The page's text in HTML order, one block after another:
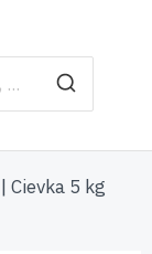
Cievka 5 kg